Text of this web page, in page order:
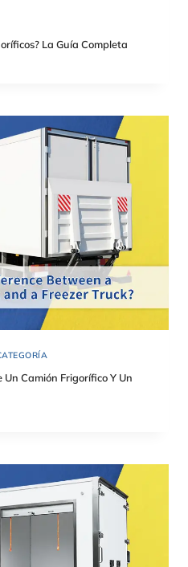
La Guía Completa
Camión Frigorífico Y Un